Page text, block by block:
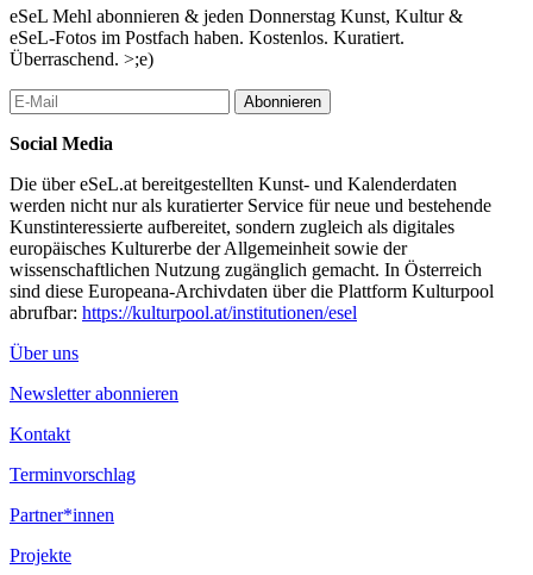
eSeL Mehl abonnieren & jeden Donnerstag Kunst, Kultur &
eSeL-Fotos im Postfach haben. Kostenlos. Kuratiert.
Überraschend. >;e)
Abonnieren
Social Media
Die über eSeL.at bereitgestellten Kunst- und Kalenderdaten
werden nicht nur als kuratierter Service für neue und bestehende
Kunstinteressierte aufbereitet, sondern zugleich als digitales
europäisches Kulturerbe der Allgemeinheit sowie der
wissenschaftlichen Nutzung zugänglich gemacht. In Österreich
sind diese Europeana-Archivdaten über die Plattform Kulturpool
abrufbar: https://kulturpool.at/institutionen/esel
Über uns
Newsletter abonnieren
Kontakt
Terminvorschlag
Partner*innen
Projekte